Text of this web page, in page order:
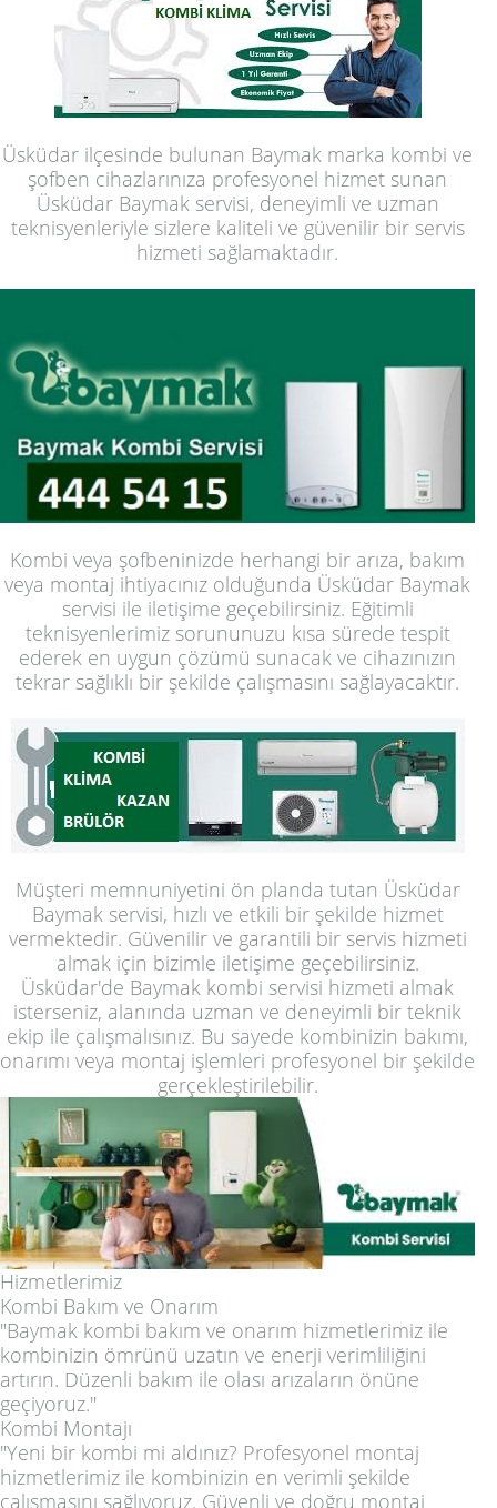
Üsküdar ilçesinde bulunan Baymak marka kombi ve
şofben cihazlarınıza profesyonel hizmet sunan
Üsküdar Baymak servisi, deneyimli ve uzman
teknisyenleriyle sizlere kaliteli ve güvenilir bir servis
hizmeti sağlamaktadır.
Kombi veya şofbeninizde herhangi bir arıza, bakım
veya montaj ihtiyacınız olduğunda Üsküdar Baymak
servisi ile iletişime geçebilirsiniz. Eğitimli
teknisyenlerimiz sorununuzu kısa sürede tespit
ederek en uygun çözümü sunacak ve cihazınızın
tekrar sağlıklı bir şekilde çalışmasını sağlayacaktır.
Müşteri memnuniyetini ön planda tutan Üsküdar
Baymak servisi, hızlı ve etkili bir şekilde hizmet
vermektedir. Güvenilir ve garantili bir servis hizmeti
almak için bizimle iletişime geçebilirsiniz.
Üsküdar'de Baymak kombi servisi hizmeti almak
isterseniz, alanında uzman ve deneyimli bir teknik
ekip ile çalışmalısınız. Bu sayede kombinizin bakımı,
onarımı veya montaj işlemleri profesyonel bir şekilde
gerçekleştirilebilir.
Hizmetlerimiz
Kombi Bakım ve Onarım
"Baymak kombi bakım ve onarım hizmetlerimiz ile
kombinizin ömrünü uzatın ve enerji verimliliğini
artırın. Düzenli bakım ile olası arızaların önüne
geçiyoruz."
Kombi Montajı
"Yeni bir kombi mi aldınız? Profesyonel montaj
hizmetlerimiz ile kombinizin en verimli şekilde
çalışmasını sağlıyoruz. Güvenli ve doğru montaj